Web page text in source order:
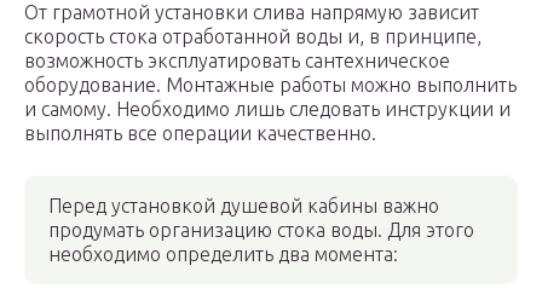
От грамотной установки слива напрямую зависит
скорость стока отработанной воды и, в принципе,
возможность эксплуатировать сантехническое
оборудование. Монтажные работы можно выполнить
и самому. Необходимо лишь следовать инструкции и
выполнять все операции качественно.
Перед установкой душевой кабины важно
продумать организацию стока воды. Для этого
необходимо определить два момента: